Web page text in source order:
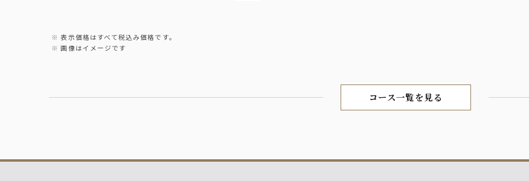
表示価格はすべて税込み価格です。
画像はイメージです
コース一覧を見る